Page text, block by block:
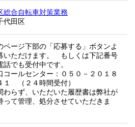
総合自転車対策業務
代田区
ページ下部の「応募する」ボタンよ
いただけます。 もしくは下記番号
話でも受付中です。
コールセンター：０５０－２０１８
１ （２４時間受付）
わらず、いただいた履歴書は弊社が
って管理、処分させていただきま